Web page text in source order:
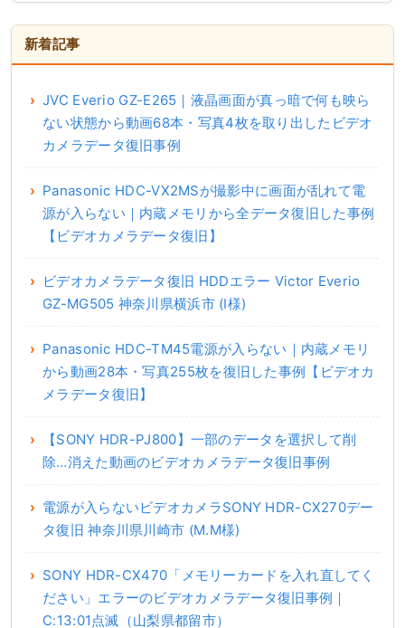
新着記事
JVC Everio GZ-E265｜液晶画面が真っ暗で何も映ら
ない状態から動画68本・写真4枚を取り出したビデオ
カメラデータ復旧事例
Panasonic HDC-VX2MSが撮影中に画面が乱れて電
源が入らない｜内蔵メモリから全データ復旧した事例
【ビデオカメラデータ復旧】
ビデオカメラデータ復旧 HDDエラー Victor Everio
GZ-MG505 神奈川県横浜市 (I様)
Panasonic HDC-TM45電源が入らない｜内蔵メモリ
から動画28本・写真255枚を復旧した事例【ビデオカ
メラデータ復旧】
【SONY HDR-PJ800】一部のデータを選択して削
除…消えた動画のビデオカメラデータ復旧事例
電源が入らないビデオカメラSONY HDR-CX270デー
タ復旧 神奈川県川崎市 (M.M様)
SONY HDR-CX470「メモリーカードを入れ直してく
ださい」エラーのビデオカメラデータ復旧事例｜
C:13:01点滅（山梨県都留市）